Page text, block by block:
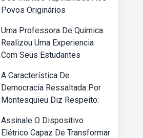
Povos Originários
Uma Professora De Quimica
Realizou Uma Experiencia
Com Seus Estudantes
A Característica De
Democracia Ressaltada Por
Montesquieu Diz Respeito:
Assinale O Dispositivo
Elétrico Capaz De Transformar